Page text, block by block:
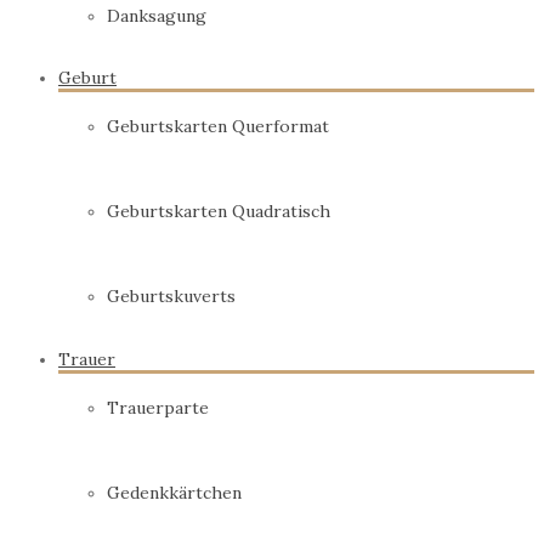
Danksagung
Geburt
Geburtskarten Querformat
Geburtskarten Quadratisch
Geburtskuverts
Trauer
Trauerparte
Gedenkkärtchen